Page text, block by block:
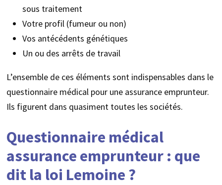
sous traitement
Votre profil (fumeur ou non)
Vos antécédents génétiques
Un ou des arrêts de travail
L’ensemble de ces éléments sont indispensables dans le
questionnaire médical pour une assurance emprunteur.
Ils figurent dans quasiment toutes les sociétés.
Questionnaire médical
assurance emprunteur : que
dit la loi Lemoine ?